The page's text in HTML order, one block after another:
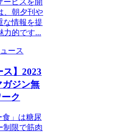
ービスを開
、朝夕刊や
な情報を提
力的です...
ース
ス】2023
ガジン無
ク
食」は糖尿
制限で筋肉